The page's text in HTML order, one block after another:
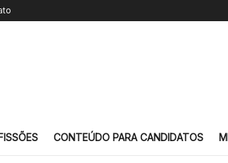
CONTEÚDO PARA CANDIDATOS